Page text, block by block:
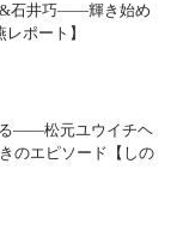
&石井巧――輝き始め
ポート】
る――松元ユウイチヘ
のエピソード【しの